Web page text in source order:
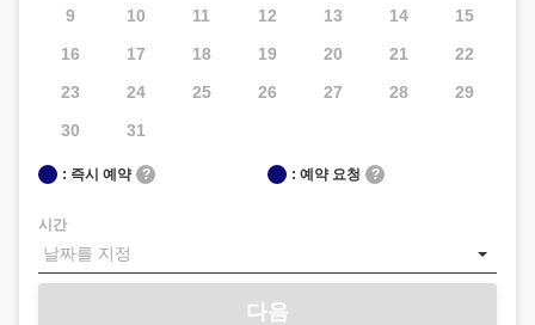
9
10 11 12 13 14
15
16
17 18 19 20 21
22
23
24 25 26 27 28
29
30
31
: 즉시 예약 ? : 예약 요청 ?
시간
다음